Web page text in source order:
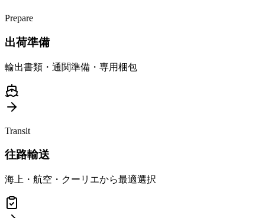
Prepare
出荷準備
輸出書類・通関準備・専用梱包
Transit
往路輸送
海上・航空・クーリエから最適選択